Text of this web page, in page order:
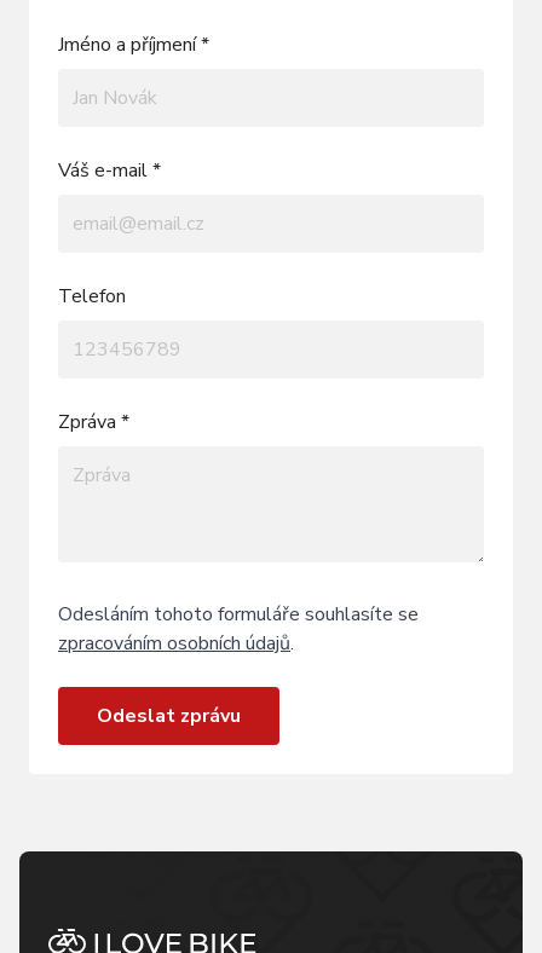
Jméno a příjmení *
Váš e-mail *
Telefon
Zpráva *
Odesláním tohoto formuláře souhlasíte se
zpracováním osobních údajů.
Odeslat zprávu